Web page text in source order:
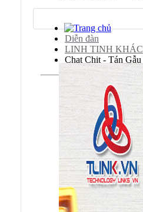
Diễn đàn
LINH TINH KHÁC
Chat Chit - Tán Gẫu